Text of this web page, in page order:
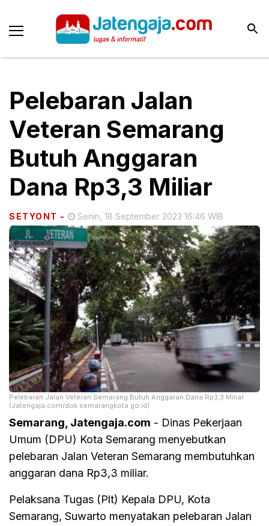
Pelebaran Jalan
Veteran Semarang
Butuh Anggaran
Dana Rp3,3 Miliar
SETYONT - Senin, 18 September 2023 16:46 WIB
Pelebaran Jalan Veteran Semarang Butuh Anggaran Dana Rp3,3 Miliar
(Jatengaja.com/dok.semarangkota.go.id)
Semarang, Jatengaja.com - Dinas Pekerjaan
Umum (DPU) Kota Semarang menyebutkan
pelebaran Jalan Veteran Semarang membutuhkan
anggaran dana Rp3,3 miliar.
Pelaksana Tugas (Plt) Kepala DPU, Kota
Semarang, Suwarto menyatakan pelebaran Jalan